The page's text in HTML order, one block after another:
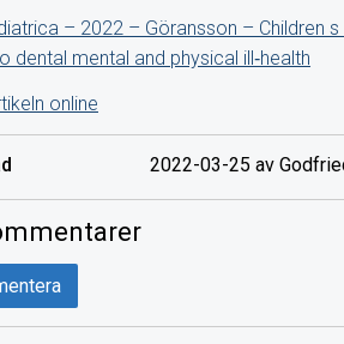
– 2022 – Göransson – Children
dental mental and physical ill‐health
online
2022-03-25 av